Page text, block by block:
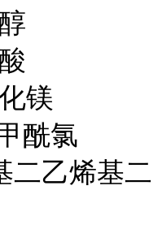
镁
酰氯
二乙烯基二